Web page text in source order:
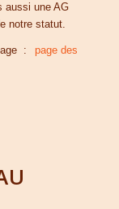
aussi une AG
notre statut.
:
page des